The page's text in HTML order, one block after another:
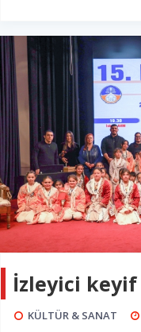
İzleyici keyif
KÜLTÜR & SANAT